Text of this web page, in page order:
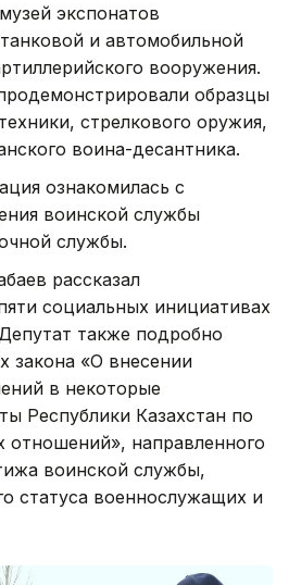
экспонатов
и автомобильной
вооружения.
образцы
стрелкового оружия,
воина-десантника.
ознакомилась с
воинской службы
службы.
рассказал
социальных инициативах
также подробно
закона «О внесении
в некоторые
Республики Казахстан по
направленного
воинской службы,
статуса военнослужащих и